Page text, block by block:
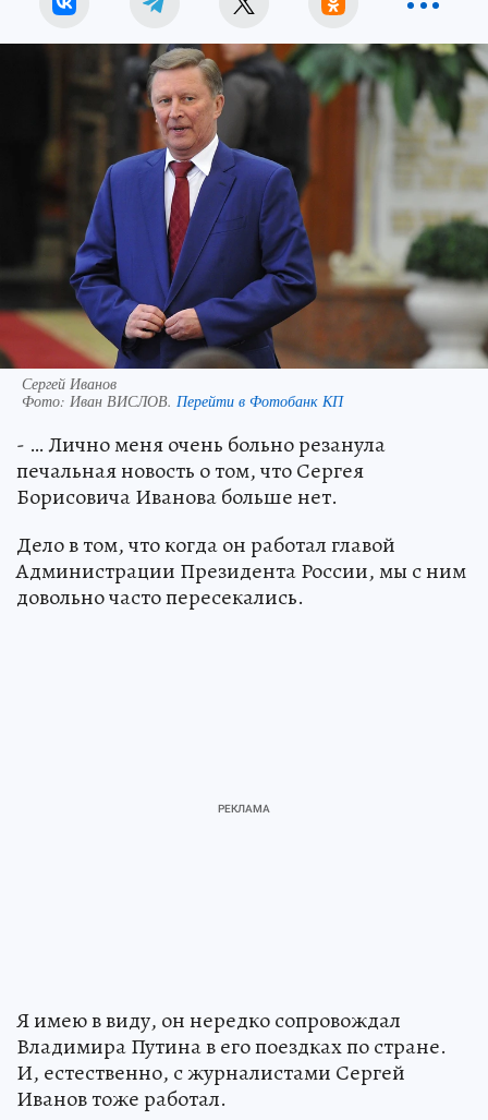
Сергей Иванов
Фото: Иван ВИСЛОВ. Перейти в Фотобанк КП
- … Лично меня очень больно резанула
печальная новость о том, что Сергея
Борисовича Иванова больше нет.
Дело в том, что когда он работал главой
Администрации Президента России, мы с ним
довольно часто пересекались.
Я имею в виду, он нередко сопровождал
Владимира Путина в его поездках по стране.
И, естественно, с журналистами Сергей
Иванов тоже работал.